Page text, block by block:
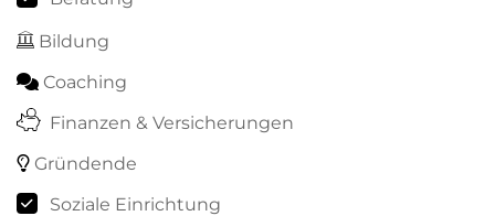
Bildung
Coaching
Finanzen & Versicherungen
Gründende
Soziale Einrichtung